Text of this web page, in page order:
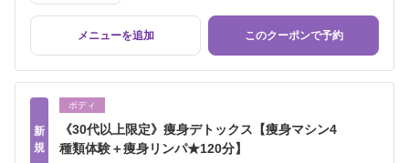
メニューを追加 このクーポンで予約
新
規
ボディ
《30代以上限定》痩身デトックス【痩身マシン4
種類体験＋痩身リンパ★120分】